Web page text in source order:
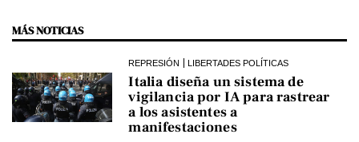
MÁS NOTICIAS
REPRESIÓN LIBERTADES POLÍTICAS
Italia diseña un sistema de
vigilancia por IA para rastrear
a los asistentes a
manifestaciones